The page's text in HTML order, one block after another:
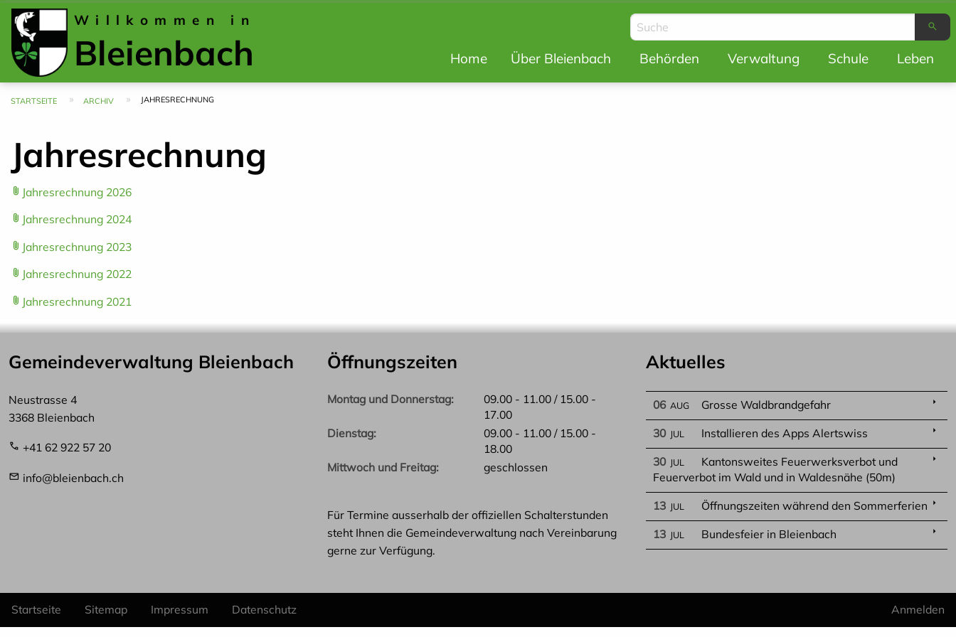
Bleienbach
Willkommen in search
Hauptnavigation
Home Über Bleienbach Behörden Verwaltung Schule Leben
Pfadnavigation
STARTSEITE ARCHIV JAHRESRECHNUNG
Jahresrechnung
attach_file Jahresrechnung 2026
attach_file Jahresrechnung 2024
attach_file Jahresrechnung 2023
attach_file Jahresrechnung 2022
attach_file Jahresrechnung 2021
Gemeindeverwaltung Bleienbach
Neustrasse 4
3368 Bleienbach
+41 62 922 57 20
info@bleienbach.ch
Öffnungszeiten
Montag und Donnerstag
09.00 - 11.00 / 15.00 -
17.00
Dienstag
09.00 - 11.00 / 15.00 -
18.00
Mittwoch und Freitag
geschlossen
Für Termine ausserhalb der offiziellen Schalterstunden
steht Ihnen die Gemeindeverwaltung nach Vereinbarung
gerne zur Verfügung.
Aktuelles
06 AUG Grosse Waldbrandgefahr arrow_right
30 JUL Installieren des Apps Alertswiss arrow_right
30 JUL
Kantonsweites Feuerwerksverbot und
Feuerverbot im Wald und in Waldesnähe (50m)
arrow_right
13 JUL Öffnungszeiten während den Sommerferien arrow_right
13 JUL Bundesfeier in Bleienbach arrow_right
Fußzeile
Startseite Sitemap Impressum Datenschutz Anmelden